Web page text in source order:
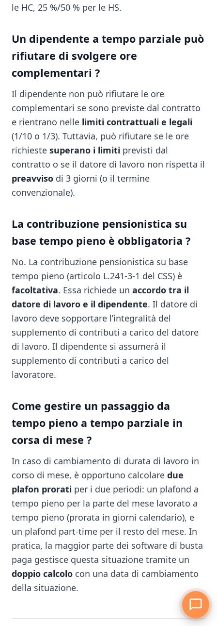
le HC, 25 %/50 % per le HS.
Un dipendente a tempo parziale può
rifiutare di svolgere ore
complementari ?
Il dipendente non può rifiutare le ore
complementari se sono previste dal contratto
e rientrano nelle limiti contrattuali e legali
(1/10 o 1/3). Tuttavia, può rifiutare se le ore
richieste superano i limiti previsti dal
contratto o se il datore di lavoro non rispetta il
preavviso di 3 giorni (o il termine
convenzionale).
La contribuzione pensionistica su
base tempo pieno è obbligatoria ?
No. La contribuzione pensionistica su base
tempo pieno (articolo L.241-3-1 del CSS) è
facoltativa. Essa richiede un accordo tra il
datore di lavoro e il dipendente. Il datore di
lavoro deve sopportare l’integralità del
supplemento di contributi a carico del datore
di lavoro. Il dipendente si assumerà il
supplemento di contributi a carico del
lavoratore.
Come gestire un passaggio da
tempo pieno a tempo parziale in
corsa di mese ?
In caso di cambiamento di durata di lavoro in
corso di mese, è opportuno calcolare due
plafon prorati per i due periodi: un plafond a
tempo pieno per la parte del mese lavorato a
tempo pieno (prorata in giorni calendario), e
un plafond part-time per il resto del mese. In
pratica, la maggior parte dei software di busta
paga gestisce questa situazione tramite un
doppio calcolo con una data di cambiamento
della situazione.